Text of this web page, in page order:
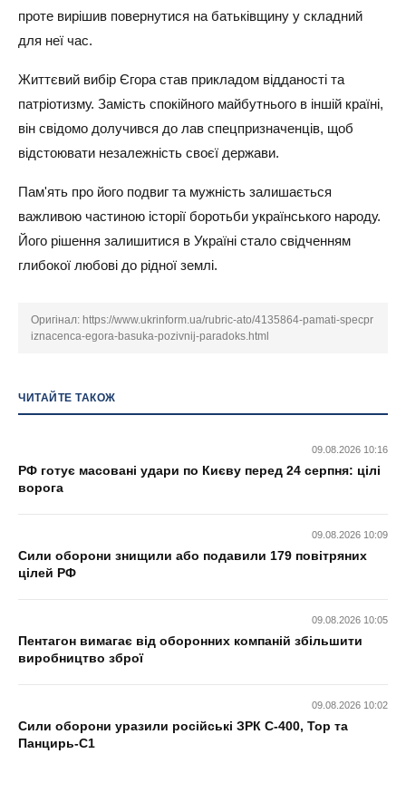
проте вирішив повернутися на батьківщину у складний
для неї час.
Життєвий вибір Єгора став прикладом відданості та
патріотизму. Замість спокійного майбутнього в іншій країні,
він свідомо долучився до лав спецпризначенців, щоб
відстоювати незалежність своєї держави.
Пам'ять про його подвиг та мужність залишається
важливою частиною історії боротьби українського народу.
Його рішення залишитися в Україні стало свідченням
глибокої любові до рідної землі.
Оригінал: https://www.ukrinform.ua/rubric-ato/4135864-pamati-specpr
iznacenca-egora-basuka-pozivnij-paradoks.html
ЧИТАЙТЕ ТАКОЖ
09.08.2026 10:16
РФ готує масовані удари по Києву перед 24 серпня: цілі
ворога
09.08.2026 10:09
Сили оборони знищили або подавили 179 повітряних
цілей РФ
09.08.2026 10:05
Пентагон вимагає від оборонних компаній збільшити
виробництво зброї
09.08.2026 10:02
Сили оборони уразили російські ЗРК С-400, Тор та
Панцирь-С1